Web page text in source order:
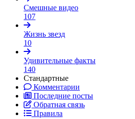
Смешные видео
107
Жизнь звезд
10
Удивительные факты
140
Стандартные
Комментарии
Последние посты
Обратная связь
Правила